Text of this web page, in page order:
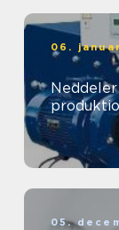
06.
Neddeler effektiv håndtering af affald
05.